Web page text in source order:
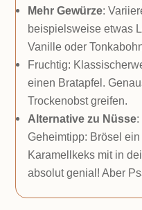
Mehr Gewürze:
beispielsweise etwas
Vanille oder
Fruchtig:
einen Bratapfel.
Trockenobst greifen.
Alternative zu Nüsse:
Geheimtipp: Brösel
Karamellkeks mit in
absolut genial! Aber